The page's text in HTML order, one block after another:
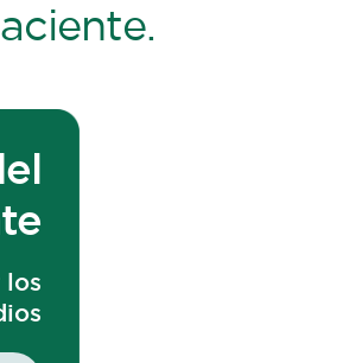
los